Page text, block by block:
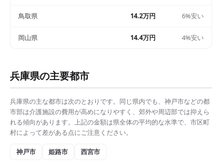
鳥取県 14.2万円 6%安い
岡山県 14.4万円 4%安い
兵庫県の主要都市
兵庫県の主な都市は次のとおりです。同じ県内でも、 神戸市などの都
市部は介護施設の費用が高めになりやすく、郊外や周辺部では抑えら
れる傾向があります。上記の金額は県全体の平均的な水準で、市区町
村によって差がある点にご注意ください。
神戸市 姫路市 西宮市